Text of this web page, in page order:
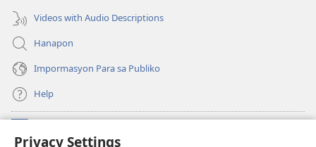
Privacy Settings
Videos with Audio Descriptions
Hanapon
Impormasyon Para sa Publiko
Help
(opens